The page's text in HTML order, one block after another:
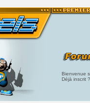
Bienvenue
Déjà inscrit